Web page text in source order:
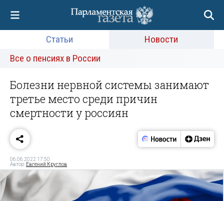
Статьи
Новости
Все о пенсиях в России
Болезни нервной системы занимают
третье место среди причин
смертности у россиян
06.06.2022 17:50
Автор: Евгений Круглов